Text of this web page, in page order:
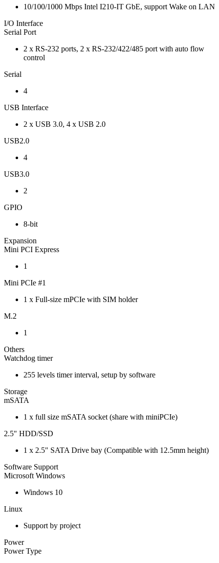
10/100/1000 Mbps Intel I210-IT GbE, support Wake on LAN
I/O Interface
Serial Port
2 x RS-232 ports, 2 x RS-232/422/485 port with auto flow
control
Serial
4
USB Interface
2 x USB 3.0, 4 x USB 2.0
USB2.0
4
USB3.0
2
GPIO
8-bit
Expansion
Mini PCI Express
1
Mini PCIe #1
1 x Full-size mPCIe with SIM holder
M.2
1
Others
Watchdog timer
255 levels timer interval, setup by software
Storage
mSATA
1 x full size mSATA socket (share with miniPCIe)
2.5" HDD/SSD
1 x 2.5" SATA Drive bay (Compatible with 12.5mm height)
Software Support
Microsoft Windows
Windows 10
Linux
Support by project
Power
Power Type